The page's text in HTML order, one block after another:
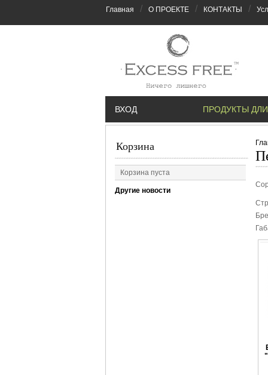
Главная / О ПРОЕКТЕ / КОНТАКТЫ /
ПРОДУКТЫ
ВХОД
Корзина
Корзина пуста
Другие новости